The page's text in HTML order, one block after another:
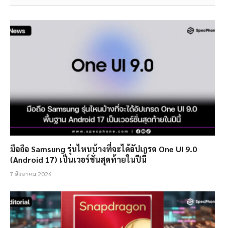
มือถือ Samsung รุ่นไหนบ้างที่จะได้อัปเกรด One UI 9.0
(Android 17) เป็นเวอร์ชั่นสุดท้ายในปีนี้
7 สิงหาคม 2026